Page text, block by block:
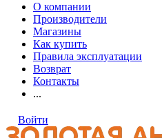
О компании
Производители
Магазины
Как купить
Правила эксплуатации
Возврат
Контакты
...
Войти